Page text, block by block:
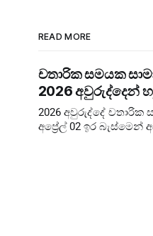
READ MORE
චතාරික සමයක
2026 අවුරුද්දෙන්
2026 අවුරුද්දේ චතාරික
අප්‍රේල් 02 ඉර බැස්මෙන්